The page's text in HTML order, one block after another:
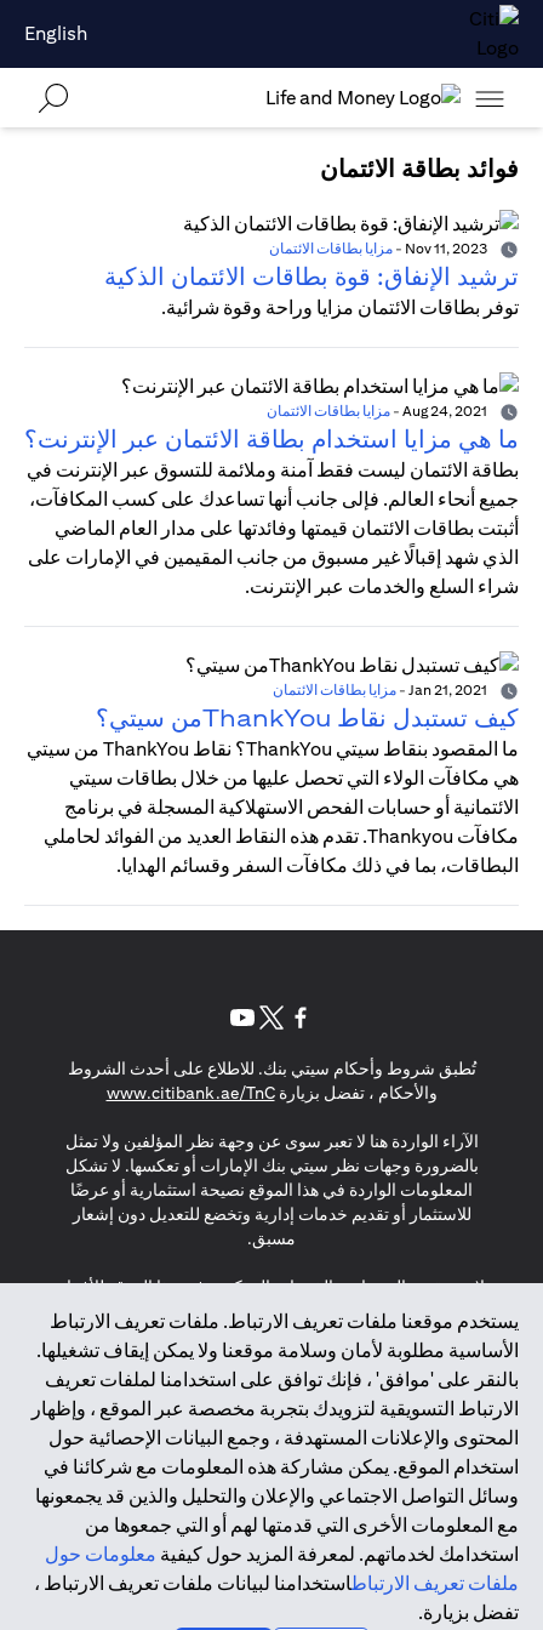
English
فوائد بطاقة الائتمان
- مزايا بطاقات الائتمان
ترشيد الإنفاق: قوة بطاقات الائتمان الذكية
توفر بطاقات الائتمان مزايا وراحة وقوة شرائية.
- مزايا بطاقات الائتمان
ما هي مزايا استخدام بطاقة الائتمان عبر الإنترنت؟
بطاقة الائتمان ليست فقط آمنة وملائمة للتسوق عبر الإنترنت في
جميع أنحاء العالم. فإلى جانب أنها تساعدك على كسب المكافآت،
أثبتت بطاقات الائتمان قيمتها وفائدتها على مدار العام الماضي
الذي شهد إقبالًا غير مسبوق من جانب المقيمين في الإمارات على
شراء السلع والخدمات عبر الإنترنت.
- مزايا بطاقات الائتمان
كيف تستبدل نقاط ThankYouمن سيتي؟
ما المقصود بنقاط سيتي ThankYou؟ نقاط ThankYou من سيتي
هي مكافآت الولاء التي تحصل عليها من خلال بطاقات سيتي
الائتمانية أو حسابات الفحص الاستهلاكية المسجلة في برنامج
مكافآت Thankyou. تقدم هذه النقاط العديد من الفوائد لحاملي
البطاقات، بما في ذلك مكافآت السفر وقسائم الهدايا.
يستخدم موقعنا ملفات تعريف الارتباط. ملفات تعريف الارتباط
الأساسية مطلوبة لأمان وسلامة موقعنا ولا يمكن إيقاف تشغيلها.
بالنقر على 'موافق' ، فإنك توافق على استخدامنا لملفات تعريف
الارتباط التسويقية لتزويدك بتجربة مخصصة عبر الموقع ، وإظهار
المحتوى والإعلانات المستهدفة ، وجمع البيانات الإحصائية حول
استخدام الموقع. يمكن مشاركة هذه المعلومات مع شركائنا في
وسائل التواصل الاجتماعي والإعلان والتحليل والذين قد يجمعونها
مع المعلومات الأخرى التي قدمتها لهم أو التي جمعوها من
استخدامك لخدماتهم. لمعرفة المزيد حول كيفية معلومات حول
ملفات تعريف الارتباطاستخدامنا لبيانات ملفات تعريف الارتباط ،
تفضل بزيارة.
تُطبق شروط وأحكام سيتي بنك. للاطلاع على أحدث الشروط
والأحكام ، تفضل بزيارةwww.citibank.ae/TnC
(opens in a new tab)
الآراء الواردة هنا لا تعبر سوى عن وجهة نظر المؤلفين ولا تمثل
بالضرورة وجهات نظر سيتي بنك الإمارات أو تعكسها. لا تشكل
المعلومات الواردة في هذا الموقع نصيحة استثمارية أو عرضًا
للاستثمار أو تقديم خدمات إدارية وتخضع للتعديل دون إشعار
مسبق.
لا يتم تقديم المنتجات والخدمات المذكورة في هذا الموقع للأفراد
المقيمين في الاتحاد الأوروبي أو المنطقة الاقتصادية الأوروبية أو
سويسرا أو غيرنسي أو جيرسي أو موناكو أو سان مارينو أو
الفاتيكان أو جزيرة مان أو المملكة المتحدة أو خصوصية البيانات
(لائحة حماية البيانات العامة \ قانون حماية البيانات الشخصية
العامة \ قانون خصوصية نيوزيلندا). المحتوى الموجود في هذه
الصفحة ليس ولا ينبغي تفسيره على أنه عرض أو دعوة أو دعوة
لشراء أو بيع أي من المنتجات والخدمات المذكورة هنا لمثل هؤلاء
الأفراد.
*GDPR – اللائحة العامة لحماية البيانات؛ * LGPD – Lei Geral de
Proteção de Dados Pessoais ; *NZPA – قانون الخصوصية
النيوزيلندي